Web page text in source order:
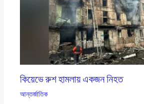
কিয়েভে রুশ হামলায় একজন নিহত
আন্তর্জাতিক